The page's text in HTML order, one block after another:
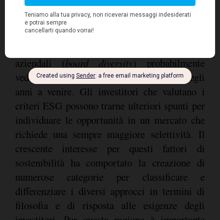
considerano e gestiscono questi fattori,
dedicando attenzione ad aspetti come una
governance solida, il cambiamento climatico e
aziendali (board diversity) probabilmente
vedranno rafforzata la propria posizione negli
anni a venire. Gli investitori che valutano i
criteri ESG possono trarne ulteriori spunti per
individuare le opportunità in un mercato che
richiede una sempre maggiore selettività. Il
crescente interesse per questi fattori di
sostenibilità ha comportato la creazione di
numerose categorie per classificare e
differenziare i diversi approcci in termini di
filosofia e di risposta alle esigenze degli